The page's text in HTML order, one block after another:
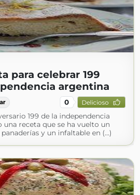
para celebrar 199
argentina
0 Delicioso
199 de la independencia
una receta que se ha vuelto un
y un infaltable en (...)